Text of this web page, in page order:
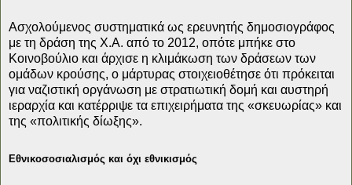
Ασχολούμενος συστηματικά ως ερευνητής δημοσιογράφος
με τη δράση της Χ.Α. από το 2012, οπότε μπήκε στο
Κοινοβούλιο και άρχισε η κλιμάκωση των δράσεων των
ομάδων κρούσης, ο μάρτυρας στοιχειοθέτησε ότι πρόκειται
για ναζιστική οργάνωση με στρατιωτική δομή και αυστηρή
ιεραρχία και κατέρριψε τα επιχειρήματα της «σκευωρίας» και
της «πολιτικής δίωξης».
Εθνικοσοσιαλισμός και όχι εθνικισμός